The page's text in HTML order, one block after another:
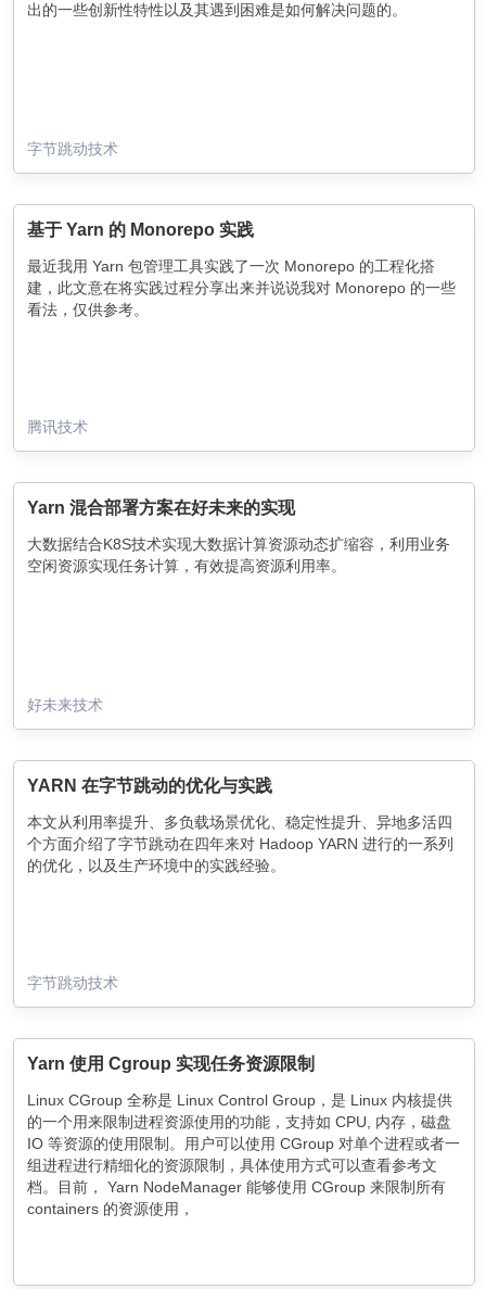
出的一些创新性特性以及其遇到困难是如何解决问题的。
字节跳动技术
基于 Yarn 的 Monorepo 实践
最近我用 Yarn 包管理工具实践了一次 Monorepo 的工程化搭
建，此文意在将实践过程分享出来并说说我对 Monorepo 的一些
看法，仅供参考。
腾讯技术
Yarn 混合部署方案在好未来的实现
大数据结合K8S技术实现大数据计算资源动态扩缩容，利用业务
空闲资源实现任务计算，有效提高资源利用率。
好未来技术
YARN 在字节跳动的优化与实践
本文从利用率提升、多负载场景优化、稳定性提升、异地多活四
个方面介绍了字节跳动在四年来对 Hadoop YARN 进行的一系列
的优化，以及生产环境中的实践经验。
字节跳动技术
Yarn 使用 Cgroup 实现任务资源限制
Linux CGroup 全称是 Linux Control Group，是 Linux 内核提供
的一个用来限制进程资源使用的功能，支持如 CPU, 内存，磁盘
IO 等资源的使用限制。用户可以使用 CGroup 对单个进程或者一
组进程进行精细化的资源限制，具体使用方式可以查看参考文
档。目前， Yarn NodeManager 能够使用 CGroup 来限制所有
containers 的资源使用，